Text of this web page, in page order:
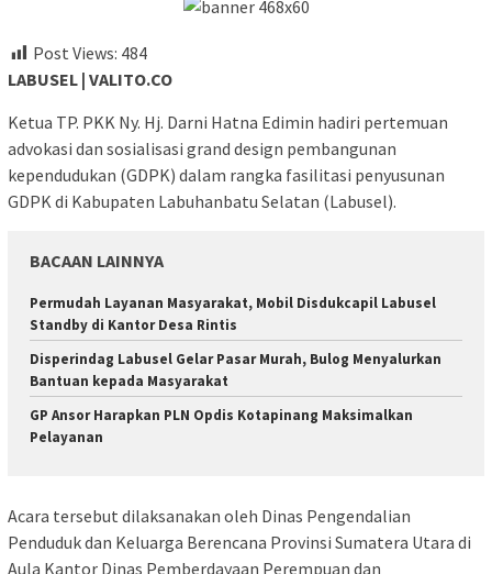
Post Views: 484
LABUSEL | VALITO.CO
Ketua TP. PKK Ny. Hj. Darni Hatna Edimin hadiri pertemuan
advokasi dan sosialisasi grand design pembangunan
kependudukan (GDPK) dalam rangka fasilitasi penyusunan
GDPK di Kabupaten Labuhanbatu Selatan (Labusel).
BACAAN LAINNYA
Permudah Layanan Masyarakat, Mobil Disdukcapil Labusel
Standby di Kantor Desa Rintis
Disperindag Labusel Gelar Pasar Murah, Bulog Menyalurkan
Bantuan kepada Masyarakat
GP Ansor Harapkan PLN Opdis Kotapinang Maksimalkan
Pelayanan
Acara tersebut dilaksanakan oleh Dinas Pengendalian
Penduduk dan Keluarga Berencana Provinsi Sumatera Utara di
Aula Kantor Dinas Pemberdayaan Perempuan dan